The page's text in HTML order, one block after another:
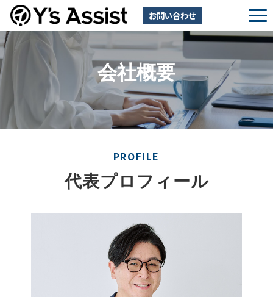
お問い合わせ
サービス一覧
利用規約（出展企業）
会社概要
PROFILE
代表プロフィール